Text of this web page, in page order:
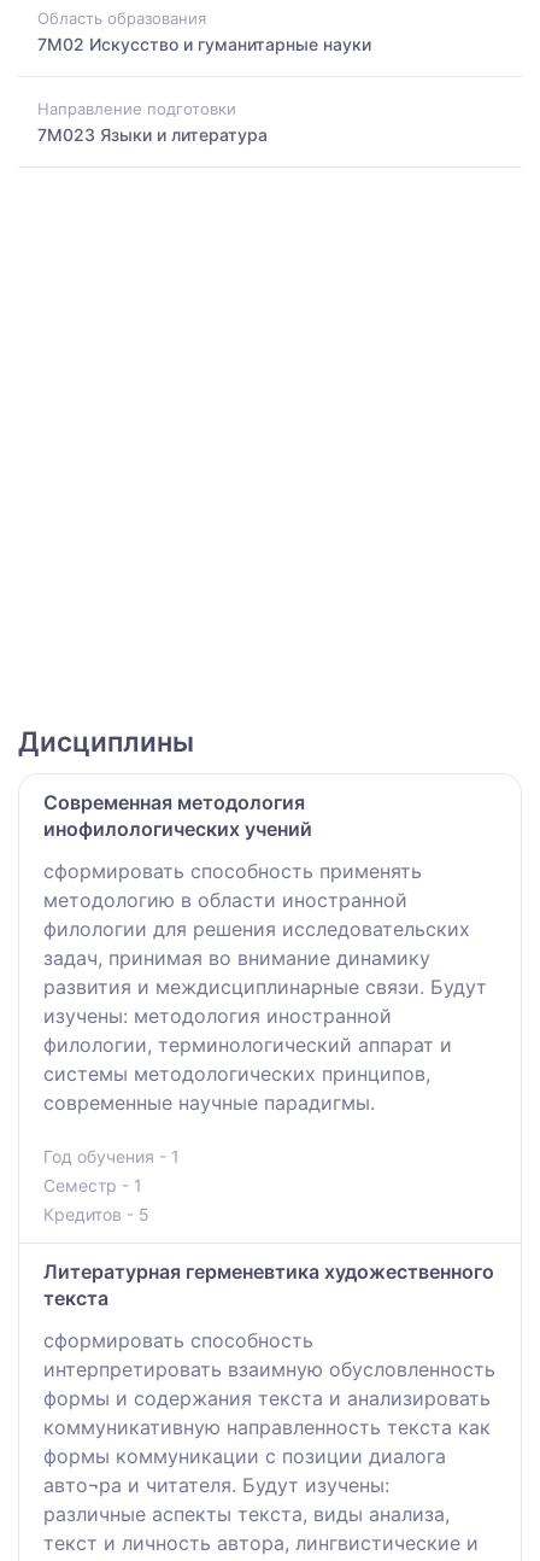
Область образования
7M02 Искусство и гуманитарные науки
Направление подготовки
7M023 Языки и литература
Дисциплины
Современная методология
инофилологических учений
сформировать способность применять
методологию в области иностранной
филологии для решения исследовательских
задач, принимая во внимание динамику
развития и междисциплинарные связи. Будут
изучены: методология иностранной
филологии, терминологический аппарат и
системы методологических принципов,
современные научные парадигмы.
Год обучения - 1
Семестр - 1
Кредитов - 5
Литературная герменевтика художественного
текста
сформировать способность
интерпретировать взаимную обусловленность
формы и содержания текста и анализировать
коммуникативную направленность текста как
формы коммуникации с позиции диалога
авто¬ра и читателя. Будут изучены:
различные аспекты текста, виды анализа,
текст и личность автора, лингвистические и